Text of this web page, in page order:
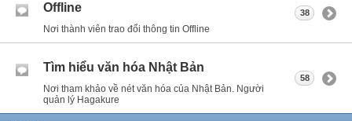
Offline
Nơi thành viên trao đổi thông tin Offline
38
Tìm hiểu văn hóa Nhật Bản
Nơi tham khảo về nét văn hóa của Nhật Bản. Người
quản lý Hagakure
58